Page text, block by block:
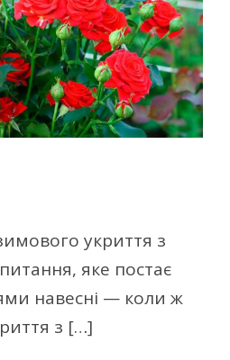
укриття з
яке постає
навесні — коли ж
з […]